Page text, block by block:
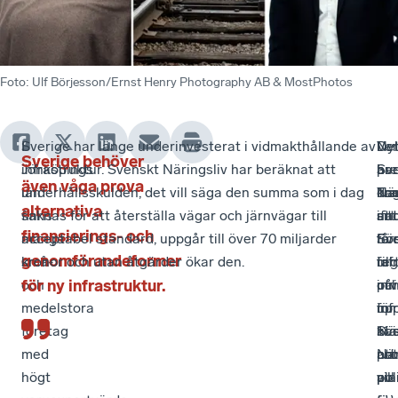
Foto: Ulf Börjesson/Ernst Henry Photography AB & MostPhotos
I
Jönköpings
län
finns
många
små-
och
medelstora
företag
med
högt
Sverige behöver
även våga prova
alternativa
finansierings- och
genomförandeformer
för ny infrastruktur.
Sverige har länge underinvesterat i vidmakthållande av
infrastruktur. Svenskt Näringsliv har beräknat att
underhållsskulden, det vill säga den summa som i dag
saknas för att återställa vägar och järnvägar till
acceptabel standard, uppgår till över 70 miljarder
kronor och utan åtgärder ökar den.
I
11
av
sitt
till
för
har
nu
att
är
att
få
på
vill